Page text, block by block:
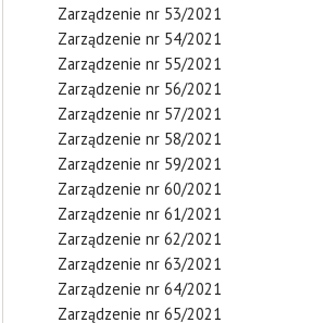
Zarządzenie nr 53/2021
Zarządzenie nr 54/2021
Zarządzenie nr 55/2021
Zarządzenie nr 56/2021
Zarządzenie nr 57/2021
Zarządzenie nr 58/2021
Zarządzenie nr 59/2021
Zarządzenie nr 60/2021
Zarządzenie nr 61/2021
Zarządzenie nr 62/2021
Zarządzenie nr 63/2021
Zarządzenie nr 64/2021
Zarządzenie nr 65/2021